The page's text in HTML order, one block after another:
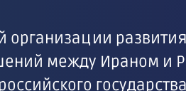
организации
между Ираном и